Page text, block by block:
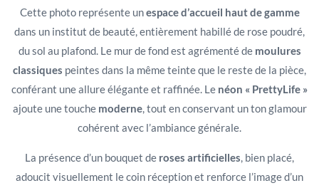
Cette photo représente unespace d’accueil haut de gamme
dans un institut de beauté, entièrement habillé de rose poudré,
du sol au plafond. Le mur de fond est agrémenté de moulures
classiques peintes dans la même teinte que le reste de la pièce,
conférant une allure élégante et raffinée. Le néon « PrettyLife »
ajoute une touche moderne, tout en conservant un ton glamour
cohérent avec l’ambiance générale.
La présence d’un bouquet de roses artificielles , bien placé,
adoucit visuellement le coin réception et renforce l’image d’un